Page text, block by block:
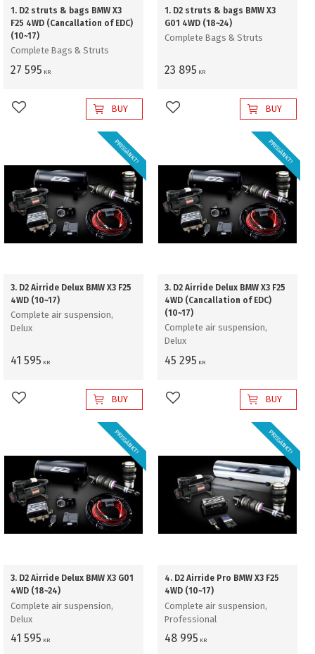
1. D2 struts & bags BMW X3
F25 4WD (Cancallation of EDC)
(10~17)
Complete Bags & Struts
27 595 KR
Add to favorites BUY
1. D2 struts & bags BMW X3
G01 4WD (18~24)
Complete Bags & Struts
23 895 KR
Add to favorites BUY
3. D2 Airride Delux BMW X3 F25
4WD (10~17)
Complete air suspension,
Delux
41 595 KR
PRISSÄNKT!
Add to favorites BUY
3. D2 Airride Delux BMW X3 F25
4WD (Cancallation of EDC)
(10~17)
Complete air suspension,
Delux
45 295 KR
PRISSÄNKT!
Add to favorites BUY
3. D2 Airride Delux BMW X3 G01
4WD (18~24)
Complete air suspension,
Delux
41 595 KR
PRISSÄNKT!
4. D2 Airride Pro BMW X3 F25
4WD (10~17)
Complete air suspension,
Professional
48 995 KR
PRISSÄNKT!